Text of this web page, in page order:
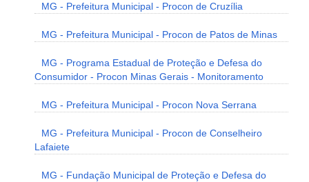
MG - Prefeitura Municipal - Procon de Cruzília
MG - Prefeitura Municipal - Procon de Patos de Minas
MG - Programa Estadual de Proteção e Defesa do
Consumidor - Procon Minas Gerais - Monitoramento
MG - Prefeitura Municipal - Procon Nova Serrana
MG - Prefeitura Municipal - Procon de Conselheiro
Lafaiete
MG - Fundação Municipal de Proteção e Defesa do